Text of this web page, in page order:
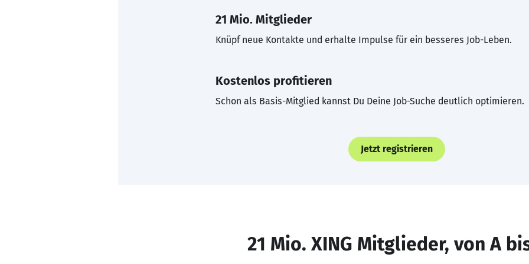
21 Mio. Mitglieder
Knüpf neue Kontakte und erhalte Impulse für ein besseres Job-Leben.
Kostenlos profitieren
Schon als Basis-Mitglied kannst Du Deine Job-Suche deutlich optimieren.
Jetzt registrieren
21 Mio. XING Mitglieder, von A